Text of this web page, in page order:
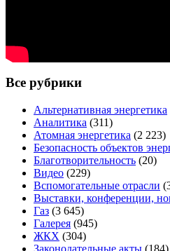
Все рубрики
Альтернативная энергетика
Аналитика (311)
Атомная энергетика (2 223)
Безопасность объектов
Благотворительность (20)
Видео (229)
Вспомогательные отрасли
Выставки, конференции,
Газ (3 645)
Галерея (945)
ЖКХ (304)